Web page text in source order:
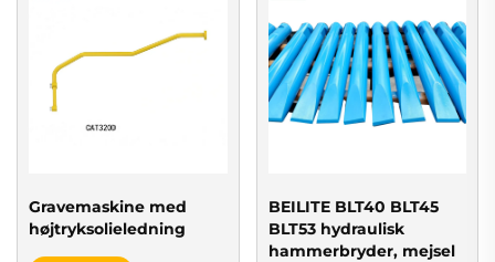
Gravemaskine med
højtryksolieledning
BEILITE BLT40 BLT45
BLT53 hydraulisk
hammerbryder, mejsel